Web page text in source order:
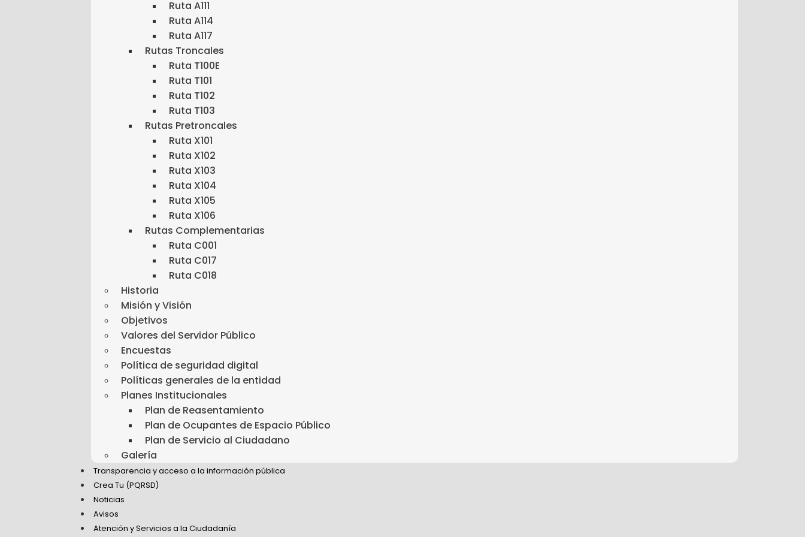
Ruta A111
Ruta A114
Ruta A117
Rutas Troncales
Ruta T100E
Ruta T101
Ruta T102
Ruta T103
Rutas Pretroncales
Ruta X101
Ruta X102
Ruta X103
Ruta X104
Ruta X105
Ruta X106
Rutas Complementarias
Ruta C001
Ruta C017
Ruta C018
Historia
Misión y Visión
Objetivos
Valores del Servidor Público
Encuestas
Política de seguridad digital
Políticas generales de la entidad
Planes Institucionales
Plan de Reasentamiento
Plan de Ocupantes de Espacio Público
Plan de Servicio al Ciudadano
Galería
Transparencia y acceso a la información pública
Crea Tu (PQRSD)
Noticias
Avisos
Atención y Servicios a la Ciudadanía